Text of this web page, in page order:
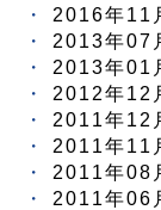
2016年11
2013年07
2013年01
2012年12
2011年12
2011年11
2011年08
2011年06